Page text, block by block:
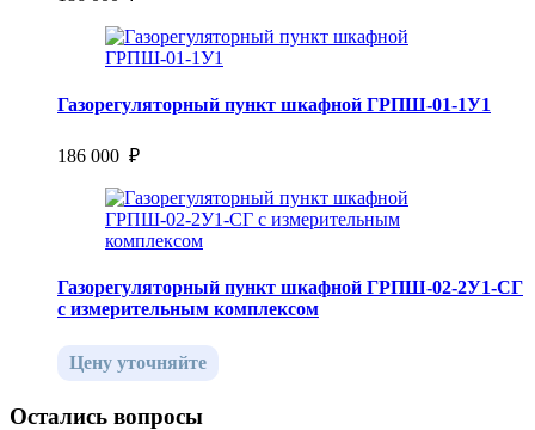
Газорегуляторный пункт шкафной ГРПШ-01-1У1
186 000 ₽
Газорегуляторный пункт шкафной ГРПШ-02-2У1-СГ
с измерительным комплексом
Цену уточняйте
Остались вопросы